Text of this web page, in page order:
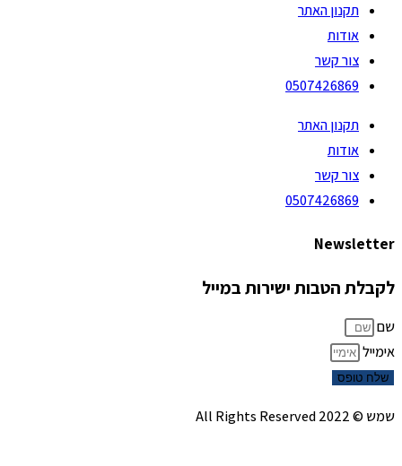
תקנון האתר
אודות
צור קשר
0507426869
תקנון האתר
אודות
צור קשר
0507426869
Newsletter
לקבלת הטבות ישירות במייל
שם
אימייל
שלח טופס
שמש © 2022 All Rights Reserved